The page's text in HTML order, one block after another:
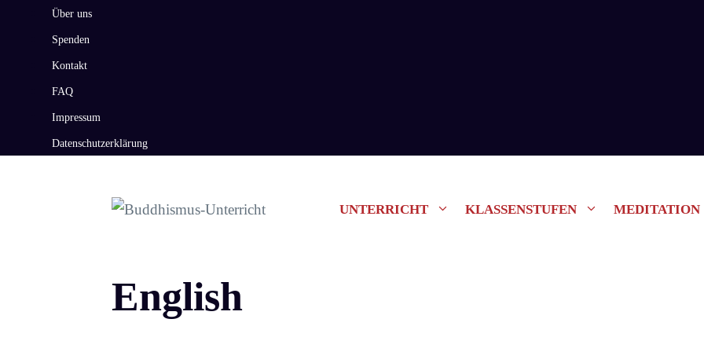
Über uns
Spenden
Kontakt
FAQ
Impressum
Datenschutzerklärung
UNTERRICHT KLASSENSTUFEN MEDITATION
English